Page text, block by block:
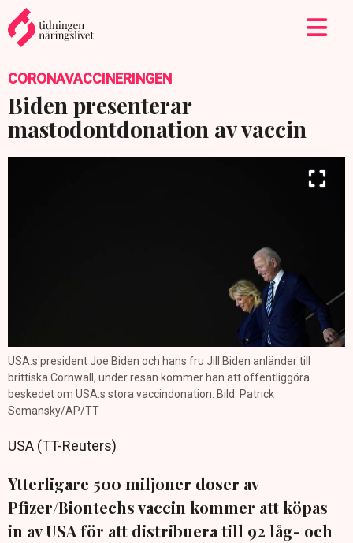
CORONAVACCINERINGEN
Biden presenterar
mastodontdonation av vaccin
USA:s president Joe Biden och hans fru Jill Biden anländer till
brittiska Cornwall, under resan kommer han att offentliggöra
beskedet om USA:s stora vaccindonation. Bild: Patrick
Semansky/AP/TT
USA (TT-Reuters)
Ytterligare 500 miljoner doser av
Pfizer/Biontechs vaccin kommer att köpas
in av USA för att distribuera till 92 låg- och